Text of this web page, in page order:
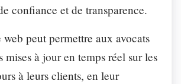
confiance et de transparence.
peut permettre aux avocats
mises à jour en temps réel sur les
à leurs clients, en leur